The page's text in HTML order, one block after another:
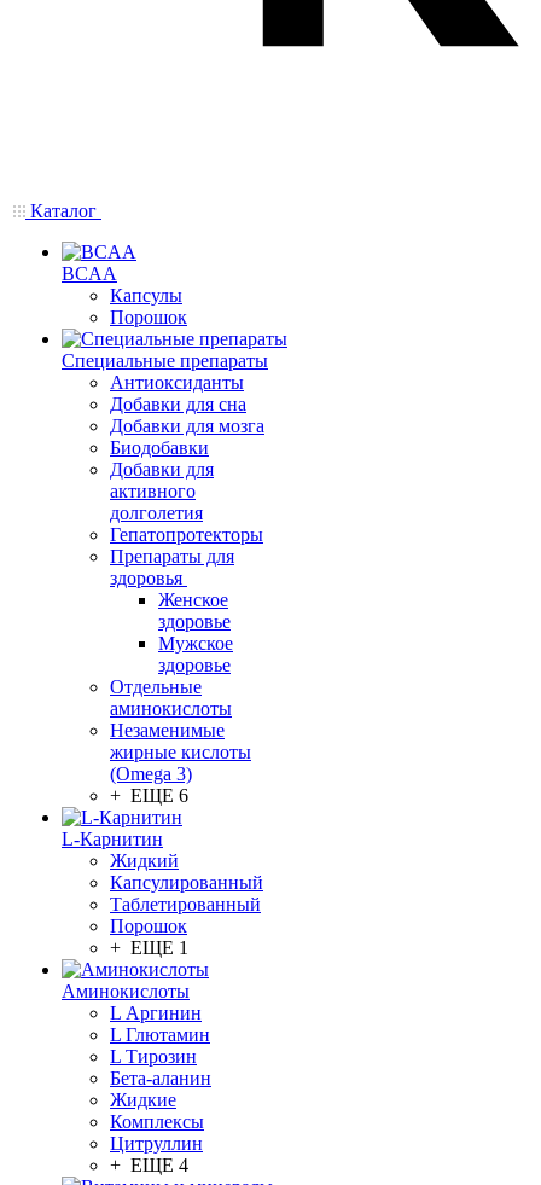
Каталог
BCAA
Капсулы
Порошок
Cпециальные препараты
Антиоксиданты
Добавки для сна
Добавки для мозга
Биодобавки
Добавки для
активного
долголетия
Гепатопротекторы
Препараты для
здоровья
Женское
здоровье
Мужское
здоровье
Отдельные
аминокислоты
Незаменимые
жирные кислоты
(Omega 3)
+ ЕЩЕ 6
L-Карнитин
Жидкий
Капсулированный
Таблетированный
Порошок
+ ЕЩЕ 1
Аминокислоты
L Аргинин
L Глютамин
L Тирозин
Бета-аланин
Жидкие
Комплексы
Цитруллин
+ ЕЩЕ 4